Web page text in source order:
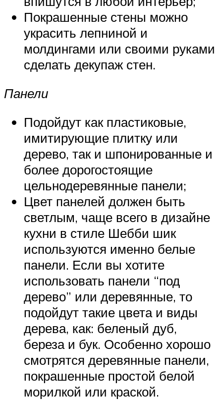
Покрашенные стены можно
украсить лепниной и
молдингами или своими руками
сделать декупаж стен.
Панели
Подойдут как пластиковые,
имитирующие плитку или
дерево, так и шпонированные и
более дорогостоящие
цельнодеревянные панели;
Цвет панелей должен быть
светлым, чаще всего в дизайне
кухни в стиле Шебби шик
используются именно белые
панели. Если вы хотите
использовать панели “под
дерево” или деревянные, то
подойдут такие цвета и виды
дерева, как: беленый дуб,
береза и бук. Особенно хорошо
смотрятся деревянные панели,
покрашенные простой белой
морилкой или краской.